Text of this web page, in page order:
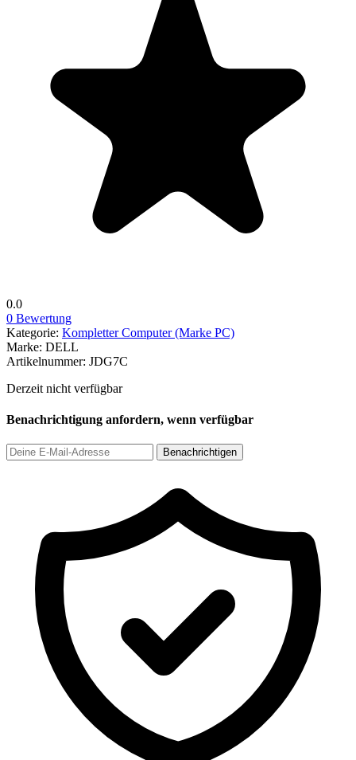
0.0
0 Bewertung
Kategorie: Kompletter Computer (Marke PC)
Marke: DELL
Artikelnummer: JDG7C
Derzeit nicht verfügbar
Benachrichtigung anfordern, wenn verfügbar
Benachrichtigen